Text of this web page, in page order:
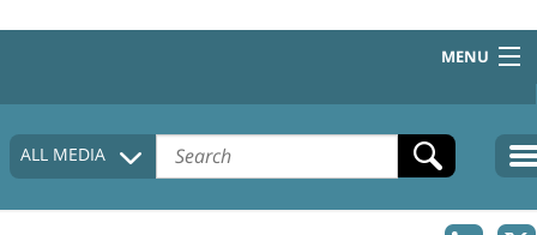
MENU
HOME
COLLECTIONS DESCRIPTION
ALL MEDIA